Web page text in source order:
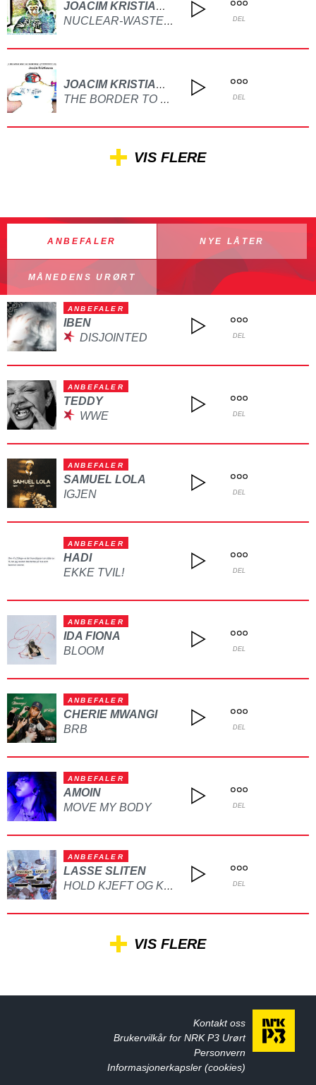
JOACIM KRISTIANSEN
NUCLEAR-WASTE EVERYWHERE
DEL
JOACIM KRISTIANSEN
THE BORDER TO ETERNITY (MEDLEY)
DEL
VIS FLERE
ANBEFALER NYE LÅTER
MÅNEDENS URØRT
ANBEFALER
IBEN
DISJOINTED
DEL
ANBEFALER
TEDDY
WWE
DEL
ANBEFALER
SAMUEL LOLA
IGJEN
DEL
ANBEFALER
HADI
EKKE TVIL!
DEL
ANBEFALER
IDA FIONA
BLOOM
DEL
ANBEFALER
CHERIE MWANGI
BRB
DEL
ANBEFALER
AMOIN
MOVE MY BODY
DEL
ANBEFALER
LASSE SLITEN
HOLD KJEFT OG KYSS MEG DEL
VIS FLERE
Kontakt oss
Brukervilkår for NRK P3 Urørt
Personvern
Informasjonerkapsler (cookies)